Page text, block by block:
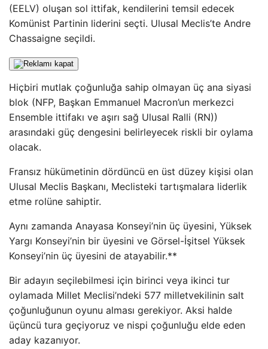
(EELV) oluşan sol ittifak, kendilerini temsil edecek
Komünist Partinin liderini seçti. Ulusal Meclis’te Andre
Chassaigne seçildi.
Hiçbiri mutlak çoğunluğa sahip olmayan üç ana siyasi
blok (NFP, Başkan Emmanuel Macron’un merkezci
Ensemble ittifakı ve aşırı sağ Ulusal Ralli (RN))
arasındaki güç dengesini belirleyecek riskli bir oylama
olacak.
Fransız hükümetinin dördüncü en üst düzey kişisi olan
Ulusal Meclis Başkanı, Meclisteki tartışmalara liderlik
etme rolüne sahiptir.
Aynı zamanda Anayasa Konseyi’nin üç üyesini, Yüksek
Yargı Konseyi’nin bir üyesini ve Görsel-İşitsel Yüksek
Konseyi’nin üç üyesini de atayabilir.**
Bir adayın seçilebilmesi için birinci veya ikinci tur
oylamada Millet Meclisi’ndeki 577 milletvekilinin salt
çoğunluğunun oyunu alması gerekiyor. Aksi halde
üçüncü tura geçiyoruz ve nispi çoğunluğu elde eden
aday kazanıyor.